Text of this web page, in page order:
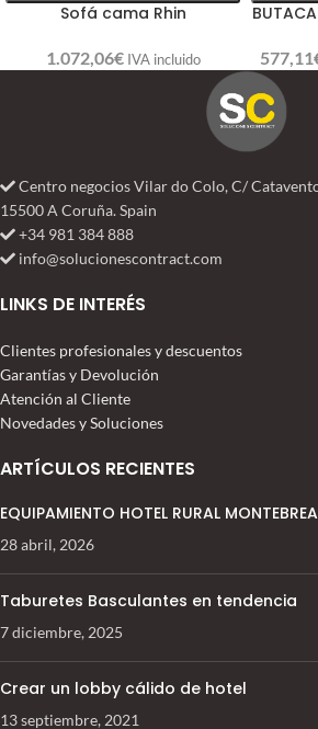
Sofá cama Rhin
1.072,06€ IVA incluido 577,11
Centro negocios Vilar do Colo, C/
15500 A Coruña. Spain
+34 981 384 888
info@solucionescontract.com
LINKS DE INTERÉS
Clientes profesionales y descuentos
Garantías y Devolución
Atención al Cliente
Novedades y Soluciones
ARTÍCULOS RECIENTES
EQUIPAMIENTO HOTEL RURAL
28 abril, 2026
Taburetes Basculantes en tendencia
7 diciembre, 2025
Crear un lobby cálido de hotel
13 septiembre, 2021